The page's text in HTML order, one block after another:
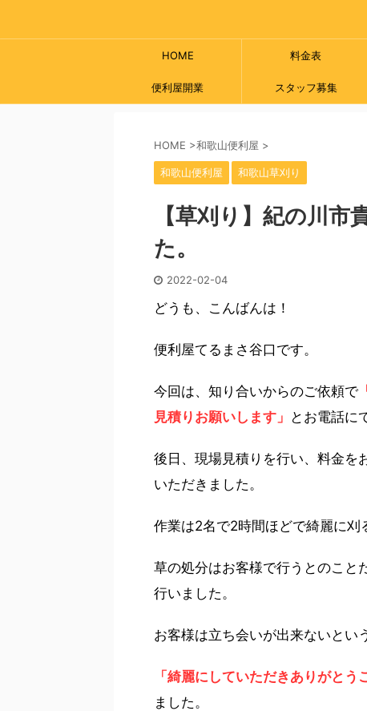
HOME 料金表
便利屋開業 スタッフ募集
HOME >和歌山便利屋 >
和歌山便利屋 和歌山草刈り
【草刈り】紀の川市
た。
2022-02-04
どうも、こんばんは！
便利屋てるまさ谷口です。
今回は、知り合いからのご依頼で
見積りお願いします」 とお電話に
後日、現場見積りを行い、料金を
いただきました。
作業は2名で2時間ほどで綺麗に刈
草の処分はお客様で行うとのこと
行いました。
お客様は立ち会いが出来ないとい
「綺麗にしていただきありがとう
ました。